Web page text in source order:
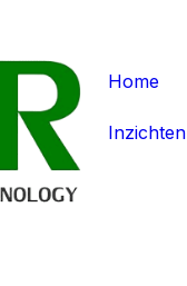
Home
Inzichten